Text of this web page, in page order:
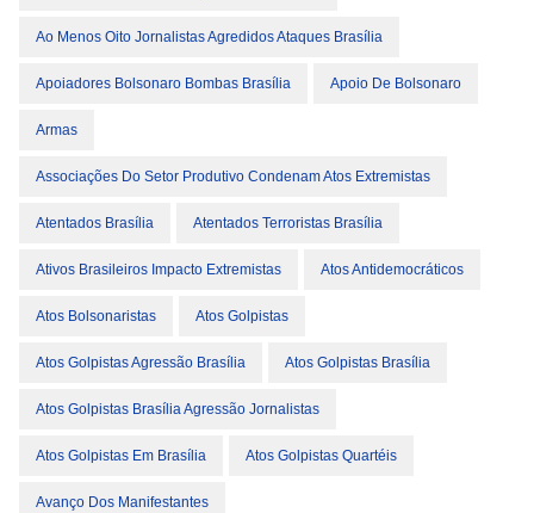
Ao Menos Oito Jornalistas Agredidos Ataques Brasília
Apoiadores Bolsonaro Bombas Brasília Apoio De Bolsonaro
Armas
Associações Do Setor Produtivo Condenam Atos Extremistas
Atentados Brasília Atentados Terroristas Brasília
Ativos Brasileiros Impacto Extremistas Atos Antidemocráticos
Atos Bolsonaristas Atos Golpistas
Atos Golpistas Agressão Brasília Atos Golpistas Brasília
Atos Golpistas Brasília Agressão Jornalistas
Atos Golpistas Em Brasília Atos Golpistas Quartéis
Avanço Dos Manifestantes